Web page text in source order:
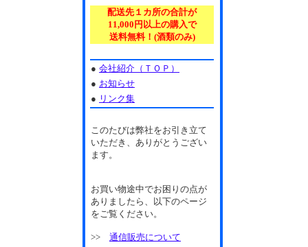
配送先１カ所の合計が
11,000円以上の購入で
送料無料！(酒類のみ)
● 会社紹介（ＴＯＰ）
● お知らせ
● リンク集
このたびは弊社をお引き立て
いただき、ありがとうござい
ます。
お買い物途中でお困りの点が
ありましたら、以下のページ
をご覧ください。
>> 通信販売について